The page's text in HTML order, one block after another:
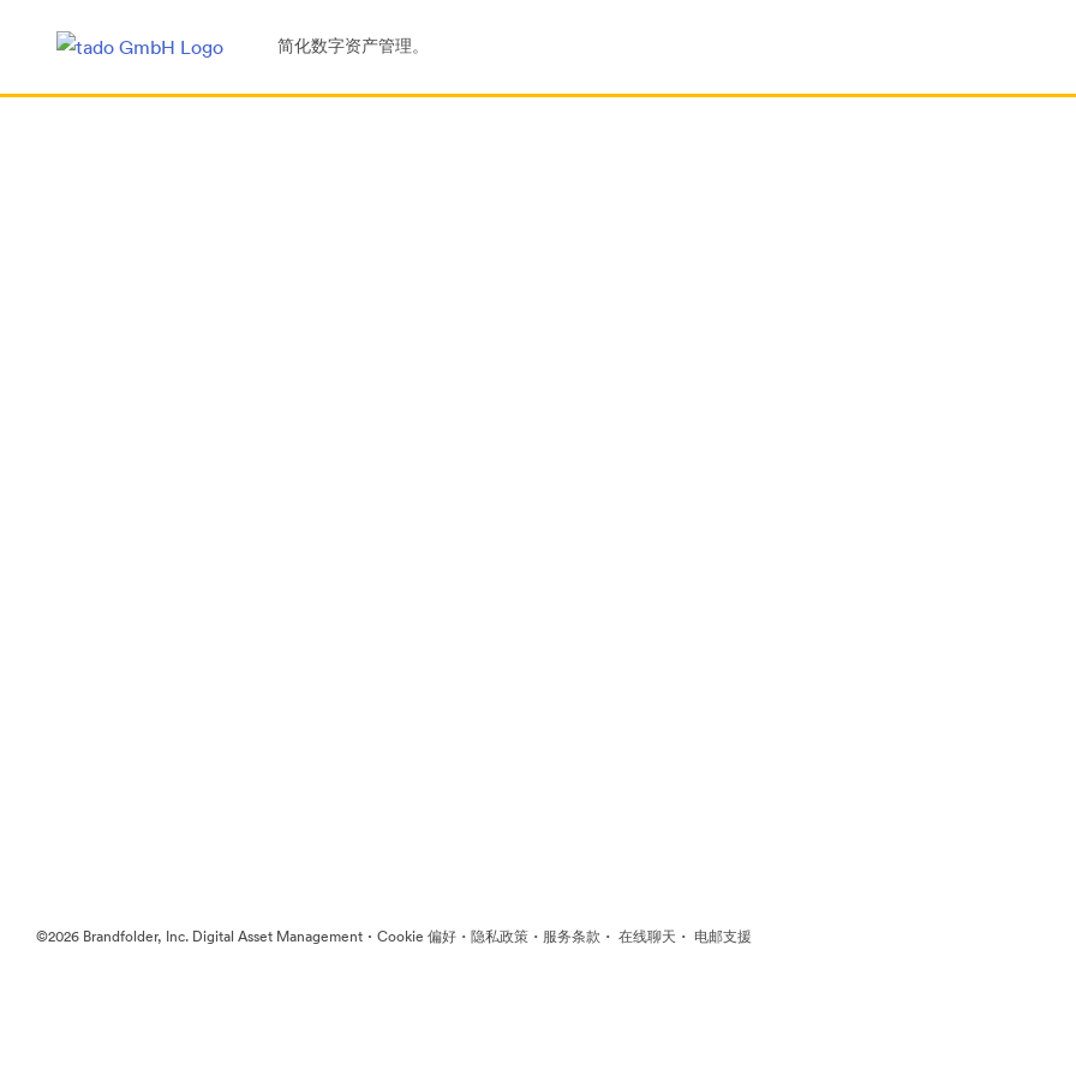
简化数字资产管理。
©2026 Brandfolder, Inc. Digital Asset Management · Cookie 偏好 · 隐私政策 · 服务条款 · 在线聊天 · 电邮支援